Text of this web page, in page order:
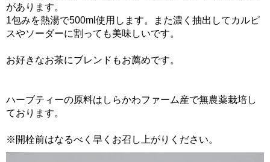
があります。
1包みを熱湯で500ml使用します。また濃く抽出してカルピ
スやソーダーに割っても美味しいです。
お好きなお茶にブレンドもお薦めです。
ハーブティーの原料はしらかわファーム産で無農薬栽培し
ております。
※開栓前はなるべく早くお召し上がりください。